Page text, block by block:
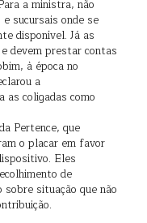
a ministra, não
sucursais onde se
disponível. Já as
devem prestar contas
à época no
a
coligadas como
Pertence, que
o placar em favor
Eles
de
situação que não